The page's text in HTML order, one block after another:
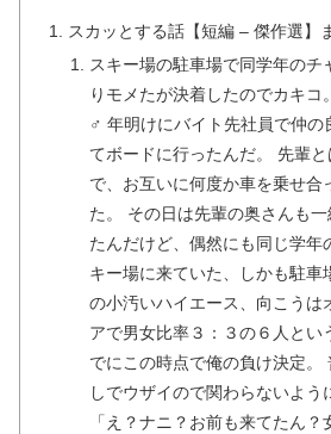
スカッとする話【短編 – 傑作選】
スキー場の駐車場で同学年のチ
りモメたが決着したのでカキコ
♂ 年明けにバイト先社員で仲の
てボードに行ったんだ。 先輩
で、お互いに何度か車を乗せ合
た。 その日は先輩の奥さんも
たんだけど、偶然にも同じ学年
キー場に来ていた、しかも駐車
の小汚いハイエース、向こうは
アで男女比率３：３の６人とい
でにこの時点で俺の負け決定。
しでウザイので関わらないよう
「え？ナニ？お前も来てたん